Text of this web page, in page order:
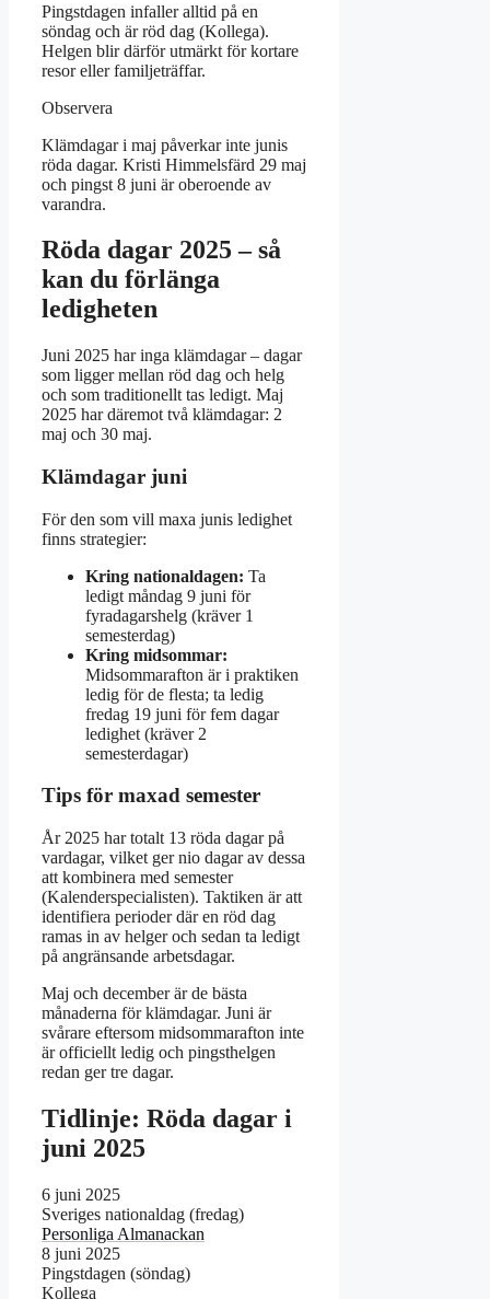
Pingstdagen infaller alltid på en
söndag och är röd dag (Kollega).
Helgen blir därför utmärkt för kortare
resor eller familjeträffar.
Observera
Klämdagar i maj påverkar inte junis
röda dagar. Kristi Himmelsfärd 29 maj
och pingst 8 juni är oberoende av
varandra.
Röda dagar 2025 – så
kan du förlänga
ledigheten
Juni 2025 har inga klämdagar – dagar
som ligger mellan röd dag och helg
och som traditionellt tas ledigt. Maj
2025 har däremot två klämdagar: 2
maj och 30 maj.
Klämdagar juni
För den som vill maxa junis ledighet
finns strategier:
Kring nationaldagen: Ta
ledigt måndag 9 juni för
fyradagarshelg (kräver 1
semesterdag)
Kring midsommar:
Midsommarafton är i praktiken
ledig för de flesta; ta ledig
fredag 19 juni för fem dagar
ledighet (kräver 2
semesterdagar)
Tips för maxad semester
År 2025 har totalt 13 röda dagar på
vardagar, vilket ger nio dagar av dessa
att kombinera med semester
(Kalenderspecialisten). Taktiken är att
identifiera perioder där en röd dag
ramas in av helger och sedan ta ledigt
på angränsande arbetsdagar.
Maj och december är de bästa
månaderna för klämdagar. Juni är
svårare eftersom midsommarafton inte
är officiellt ledig och pingsthelgen
redan ger tre dagar.
Tidlinje: Röda dagar i
juni 2025
6 juni 2025
Sveriges nationaldag (fredag)
Personliga Almanackan
8 juni 2025
Pingstdagen (söndag)
Kollega